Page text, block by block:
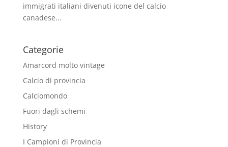
immigrati italiani divenuti icone del calcio
canadese...
Categorie
Amarcord molto vintage
Calcio di provincia
Calciomondo
Fuori dagli schemi
History
I Campioni di Provincia